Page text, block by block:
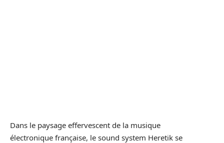
Dans le paysage effervescent de la musique
électronique française, le sound system Heretik se